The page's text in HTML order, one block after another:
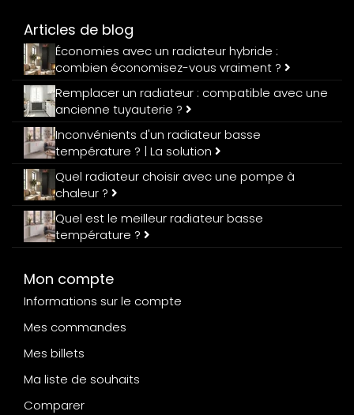
Articles de blog
Économies avec un radiateur hybride :
combien économisez-vous vraiment ?
Remplacer un radiateur : compatible avec une
ancienne tuyauterie ?
Inconvénients d'un radiateur basse
température ? | La solution
Quel radiateur choisir avec une pompe à
chaleur ?
Quel est le meilleur radiateur basse
température ?
Mon compte
Informations sur le compte
Mes commandes
Mes billets
Ma liste de souhaits
Comparer